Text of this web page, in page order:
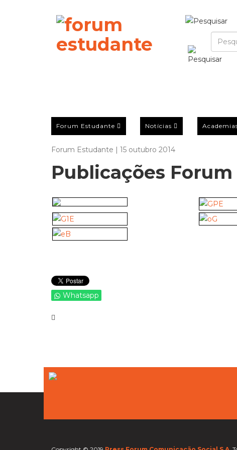
Forum Estudante Notícias
Forum Estudante | 15 outubro 2014
Publicações
Whatsapp